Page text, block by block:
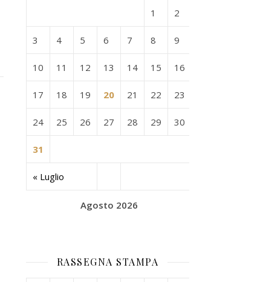
Agosto 2026
« Luglio
1 2
3 4 5 6 7 8 9
10 11 12 13 14 15 16
17 18 19 20 21 22 23
24 25 26 27 28 29 30
31
RASSEGNA STAMPA